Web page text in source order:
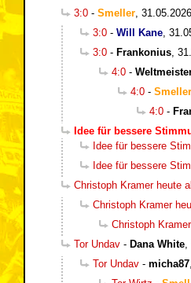
3:0 - Smeller
3:0 - Will Kane
3:0 - Frankonius
4:0 -
4:0 - Smeller
4:0 -
Idee für bessere
Idee für bessere
Idee für bessere
Christoph Kramer heute
Christoph Kramer
Christoph
Tor Undav - Dana White
Tor Undav - micha87